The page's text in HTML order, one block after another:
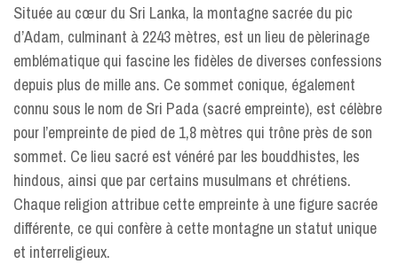
Située au cœur du Sri Lanka, la montagne sacrée du pic
d’Adam, culminant à 2243 mètres, est un lieu de pèlerinage
emblématique qui fascine les fidèles de diverses confessions
depuis plus de mille ans. Ce sommet conique, également
connu sous le nom de Sri Pada (sacré empreinte), est célèbre
pour l’empreinte de pied de 1,8 mètres qui trône près de son
sommet. Ce lieu sacré est vénéré par les bouddhistes, les
hindous, ainsi que par certains musulmans et chrétiens.
Chaque religion attribue cette empreinte à une figure sacrée
différente, ce qui confère à cette montagne un statut unique
et interreligieux.